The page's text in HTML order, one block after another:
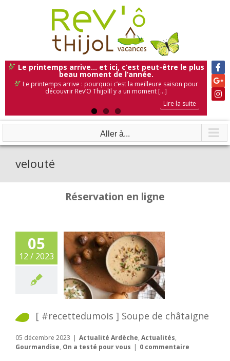
Le printemps arrive… et ici, c’est peut-être le plus
beau moment de l’année.
Le printemps arrive : pourquoi c’est la meilleure saison pour
découvrir Rev’O ThijolIl y a un moment [...]
Lire la suite
Lire la suite
Lire la suite
Aller à...
velouté
Réservation en ligne
05
12 / 2023
[ #recettedumois ] Soupe de châtaigne
05 décembre 2023 | Actualité Ardèche, Actualités,
Gourmandise, On a testé pour vous | 0 commentaire